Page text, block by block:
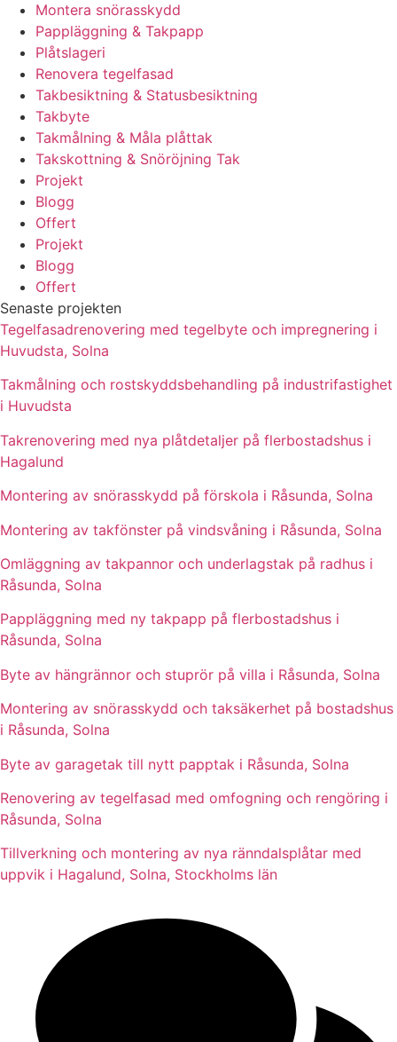
Montera snörasskydd
Pappläggning & Takpapp
Plåtslageri
Renovera tegelfasad
Takbesiktning & Statusbesiktning
Takbyte
Takmålning & Måla plåttak
Takskottning & Snöröjning Tak
Projekt
Blogg
Offert
Projekt
Blogg
Offert
Senaste projekten
Tegelfasadrenovering med tegelbyte och impregnering i
Huvudsta, Solna
Takmålning och rostskyddsbehandling på industrifastighet
i Huvudsta
Takrenovering med nya plåtdetaljer på flerbostadshus i
Hagalund
Montering av snörasskydd på förskola i Råsunda, Solna
Montering av takfönster på vindsvåning i Råsunda, Solna
Omläggning av takpannor och underlagstak på radhus i
Råsunda, Solna
Pappläggning med ny takpapp på flerbostadshus i
Råsunda, Solna
Byte av hängrännor och stuprör på villa i Råsunda, Solna
Montering av snörasskydd och taksäkerhet på bostadshus
i Råsunda, Solna
Byte av garagetak till nytt papptak i Råsunda, Solna
Renovering av tegelfasad med omfogning och rengöring i
Råsunda, Solna
Tillverkning och montering av nya ränndalsplåtar med
uppvik i Hagalund, Solna, Stockholms län